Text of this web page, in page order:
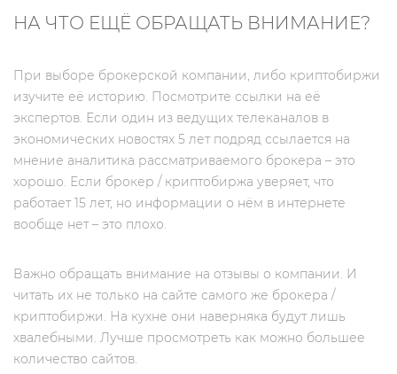
НА ЧТО ЕЩЁ ОБРАЩАТЬ ВНИМАНИЕ?
При выборе брокерской компании, либо криптобиржи
изучите её историю. Посмотрите ссылки на её
экспертов. Если один из ведущих телеканалов в
экономических новостях 5 лет подряд ссылается на
мнение аналитика рассматриваемого брокера – это
хорошо. Если брокер / криптобиржа уверяет, что
работает 15 лет, но информации о нём в интернете
вообще нет – это плохо.
Важно обращать внимание на отзывы о компании. И
читать их не только на сайте самого же брокера /
криптобиржи. На кухне они наверняка будут лишь
хвалебными. Лучше просмотреть как можно большее
количество сайтов.